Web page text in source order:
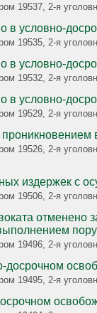
19537, 2-я
в условно-
19535, 2-я
в условно-
19532, 2-я
в условно-
19529, 2-я
19526, 2-я
издержек с
19506, 2-я
отменено
19496, 2-я
досрочном
19495, 2-я